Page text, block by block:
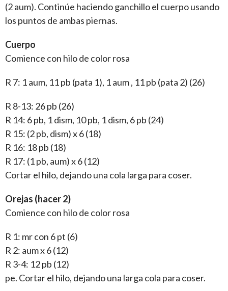
(2 aum). Continúe haciendo ganchillo el cuerpo usando
los puntos de ambas piernas.
Cuerpo
Comience con hilo de color rosa
R 7: 1 aum, 11 pb (pata 1), 1 aum , 11 pb (pata 2) (26)
R 8-13: 26 pb (26)
R 14: 6 pb, 1 dism, 10 pb, 1 dism, 6 pb (24)
R 15: (2 pb, dism) x 6 (18)
R 16: 18 pb (18)
R 17: (1 pb, aum) x 6 (12)
Cortar el hilo, dejando una cola larga para coser.
Orejas (hacer 2)
Comience con hilo de color rosa
R 1: mr con 6 pt (6)
R 2: aum x 6 (12)
R 3-4: 12 pb (12)
pe. Cortar el hilo, dejando una larga cola para coser.